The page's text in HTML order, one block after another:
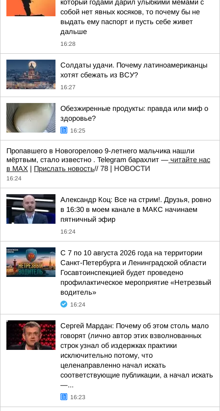
который годами дарил улыбкими мемами с
собой нет явных косяков, то почему бы не
выдать ему паспорт и пусть себе живет
дальше
16:28
Солдаты удачи. Почему латиноамериканцы
хотят сбежать из ВСУ?
16:27
Обезжиренные продукты: правда или миф о
здоровье?
16:25
Пропавшего в Новогорелово 9-летнего мальчика нашли
мёртвым, стало известно . Telegram барахлит — читайте нас
в MAX | Прислать новость// 78 | НОВОСТИ
16:24
Александр Коц: Все на стрим!. Друзья, ровно
в 16:30 в моем канале в МАКС начинаем
пятничный эфир
16:24
С 7 по 10 августа 2026 года на территории
Санкт-Петербурга и Ленинградской области
Госавтоинспекцией будет проведено
профилактическое мероприятие «Нетрезвый
водитель»
16:24
Сергей Мардан: Почему об этом столь мало
говорят (лично автор этих взволнованных
строк узнал об издержках практики
исключительно потому, что
целенаправленно начал искать
соответствующие публикации, а начал искать
—...
16:23